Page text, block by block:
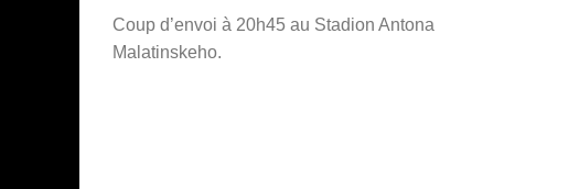
Coup d’envoi à 20h45 au Stadion Antona
Malatinskeho.